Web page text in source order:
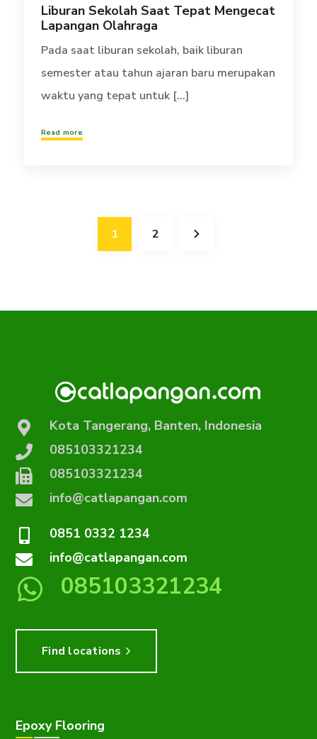
Liburan Sekolah Saat Tepat Mengecat
Lapangan Olahraga
Pada saat liburan sekolah, baik liburan
semester atau tahun ajaran baru merupakan
waktu yang tepat untuk [...]
Read more
1 2
Kota Tangerang, Banten, Indonesia
085103321234
085103321234
info@catlapangan.com
0851 0332 1234
info@catlapangan.com
085103321234
Find locations
Epoxy Flooring